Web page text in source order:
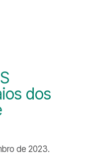
dos
de 2023.